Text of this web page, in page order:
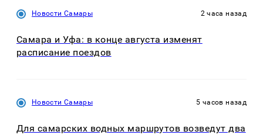
Новости Самары 2 часа назад
Самара и Уфа: в конце августа изменят
расписание поездов
Новости Самары 5 часов назад
Для самарских водных маршрутов возведут два